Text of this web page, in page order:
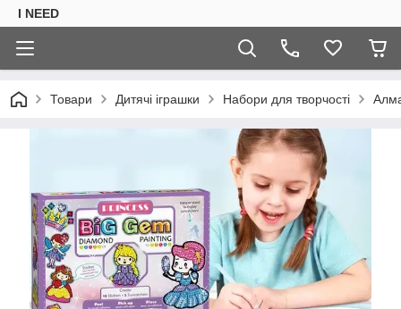
I NEED
Товари Дитячі іграшки Набори для творчості